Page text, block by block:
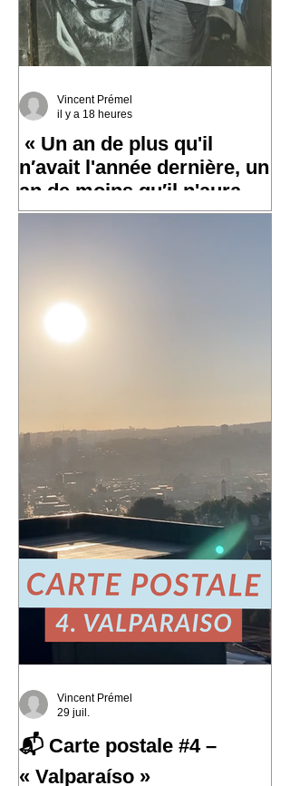
« Un an de plus qu'il
n′avait l'année dernière, un
an de moins qu′il n'aura
l′an prochain »
l'année dernière, un an de moins qu′il
n'aura l′an prochain » 📷 Laurent
Vincent Prémel
il y a 18 heures
📬 Carte postale #4 –
« Valparaíso »
Vincent Prémel
29 juil.